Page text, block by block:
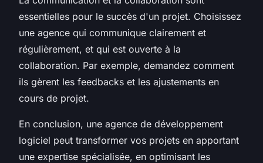
essentielles pour le succès d'un projet. Choisissez
une agence qui communique clairement et
régulièrement, et qui est ouverte à la
collaboration. Par exemple, demandez comment
ils gèrent les feedbacks et les ajustements en
cours de projet.
En conclusion, une agence de développement
logiciel peut transformer vos projets en apportant
une expertise spécialisée, en optimisant les